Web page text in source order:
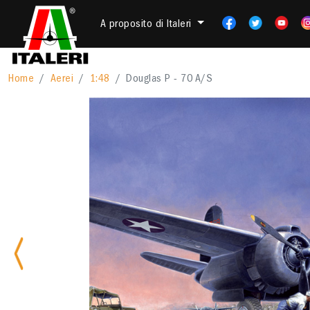
A proposito di Italeri
Home Aerei 1:48 Douglas P - 70 A/S
Previous